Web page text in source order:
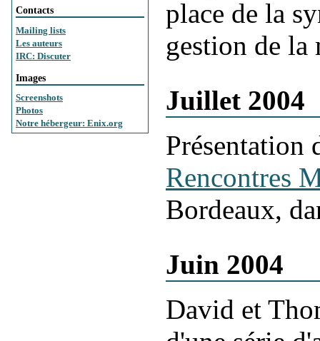
Contacts
Mailing lists
Les auteurs
IRC: Discuter
Images
Screenshots
Photos
Notre hébergeur: Enix.org
place de la
gestion de
Juillet 2004
Présentation
Rencontres
Bordeaux,
Juin 2004
David et